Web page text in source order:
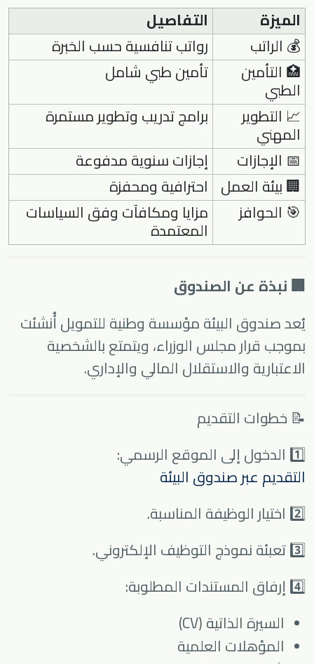
الميزة
التفاصيل
💰 الراتب
رواتب تنافسية حسب الخبرة
🏥 التأمين
الطبي
تأمين طبي شامل
📈 التطوير
المهني
برامج تدريب وتطوير مستمرة
📅 الإجازات
إجازات سنوية مدفوعة
🏢 بيئة العمل احترافية ومحفزة
🎯 الحوافز
مزايا ومكافآت وفق السياسات
المعتمدة
🏢 نبذة عن الصندوق
يُعدصندوق البيئةمؤسسة وطنية للتمويل أُنشئت
بموجب قرار مجلس الوزراء، ويتمتع بالشخصية
الاعتبارية والاستقلال المالي والإداري.
📝 خطوات التقديم
1️⃣ الدخول إلى الموقع الرسمي:
التقديم عبر صندوق البيئة
2️⃣ اختيار الوظيفة المناسبة.
3️⃣ تعبئة نموذج التوظيف الإلكتروني.
4️⃣ إرفاق المستندات المطلوبة:
السيرة الذاتية (CV)
المؤهلات العلمية